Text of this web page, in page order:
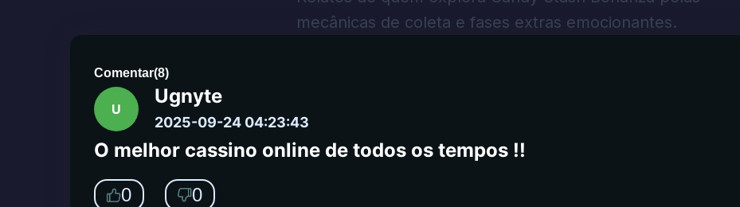
mecânicas de coleta e fases extras emocionantes.
Comentar(8)
0 0
U
Ugnyte
2025-09-24 04:23:43
O melhor cassino online de todos os tempos !!
0 0